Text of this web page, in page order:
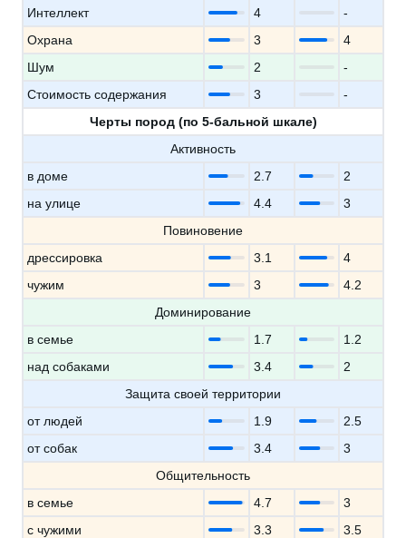
Интеллект
4
-
Охрана
3
4
Шум
2
-
Стоимость содержания
3
-
Черты пород (по 5-бальной шкале)
Активность
в доме
2.7
2
на улице
4.4
3
Повиновение
дрессировка
3.1
4
чужим
3
4.2
Доминирование
в семье
1.7
1.2
над собаками
3.4
2
Защита своей территории
от людей
1.9
2.5
от собак
3.4
3
Общительность
в семье
4.7
3
с чужими
3.3
3.5